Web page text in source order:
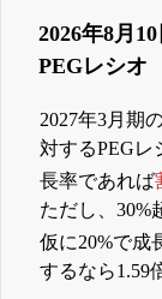
2026年8月
PEGレシオ
2027年3月期
対するPEGレ
長率であれば
ただし、30%
仮に20%で成
するなら1.59